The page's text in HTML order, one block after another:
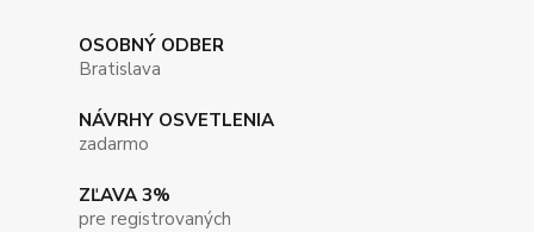
OSOBNÝ ODBER
Bratislava
NÁVRHY OSVETLENIA
zadarmo
ZĽAVA 3%
pre registrovaných